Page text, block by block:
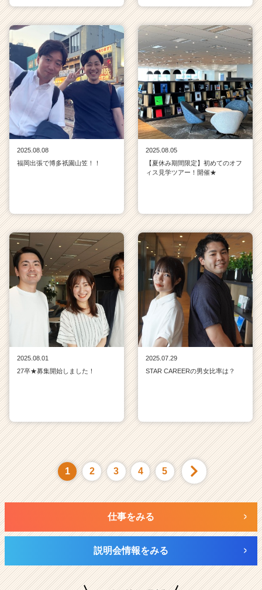
2025.08.08
福岡出張で博多祇園山笠！！
2025.08.05
【夏休み期間限定】初めてのオフ
ィス見学ツアー！開催★
2025.08.01
27卒★募集開始しました！
2025.07.29
STAR CAREERの男女比率は？
1 2 3 4 5
仕事をみる
説明会情報をみる